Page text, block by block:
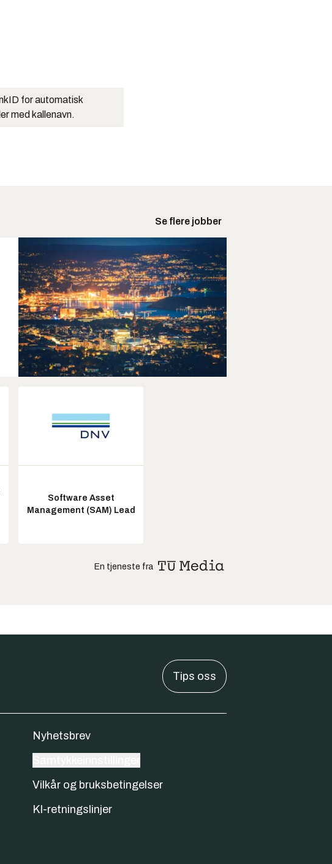
for automatisk
med kallenavn.
Se flere jobber
Software Asset
Management (SAM) Lead
En tjeneste fra
Tips oss
Nyhetsbrev
Vilkår og bruksbetingelser
KI-retningslinjer